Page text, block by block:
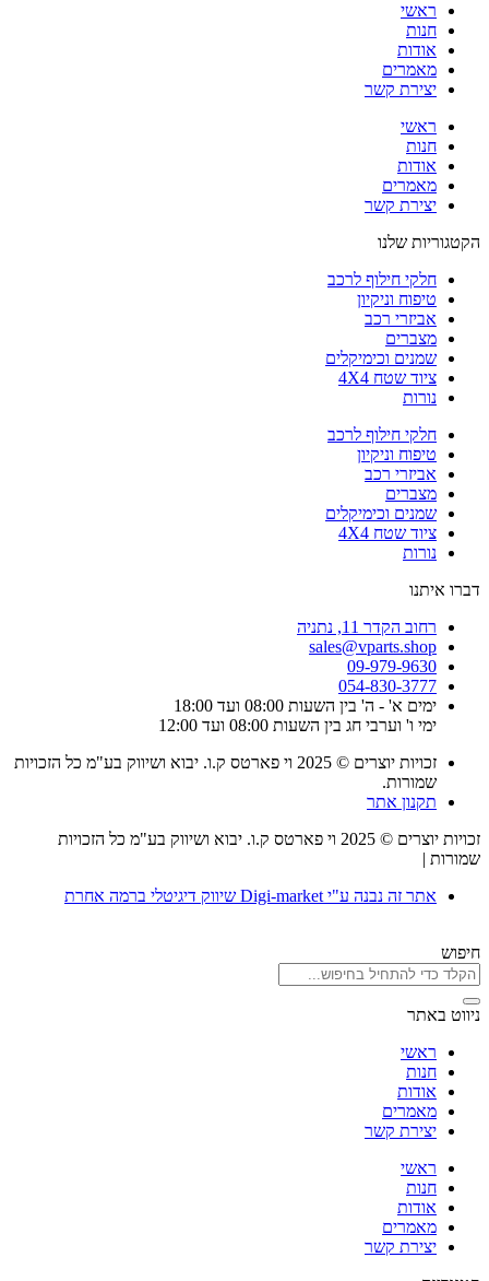
ראשי
חנות
אודות
מאמרים
יצירת קשר
ראשי
חנות
אודות
מאמרים
יצירת קשר
הקטגוריות שלנו
חלקי חילוף לרכב
טיפוח וניקיון
אביזרי רכב
מצברים
שמנים וכימיקלים
ציוד שטח 4X4
נורות
חלקי חילוף לרכב
טיפוח וניקיון
אביזרי רכב
מצברים
שמנים וכימיקלים
ציוד שטח 4X4
נורות
דברו איתנו
רחוב הקדר 11, נתניה
sales@vparts.shop
09-979-9630
054-830-3777
ימים א' - ה' בין השעות 08:00 ועד 18:00
ימי ו' וערבי חג בין השעות 08:00 ועד 12:00
זכויות יוצרים © 2025 וי פארטס ק.ו. יבוא ושיווק בע"מ כל הזכויות
שמורות.
תקנון אתר
זכויות יוצרים © 2025 וי פארטס ק.ו. יבוא ושיווק בע"מ כל הזכויות
שמורות |
אתר זה נבנה ע"י Digi-market שיווק דיגיטלי ברמה אחרת
חיפוש
ניווט באתר
ראשי
חנות
אודות
מאמרים
יצירת קשר
ראשי
חנות
אודות
מאמרים
יצירת קשר